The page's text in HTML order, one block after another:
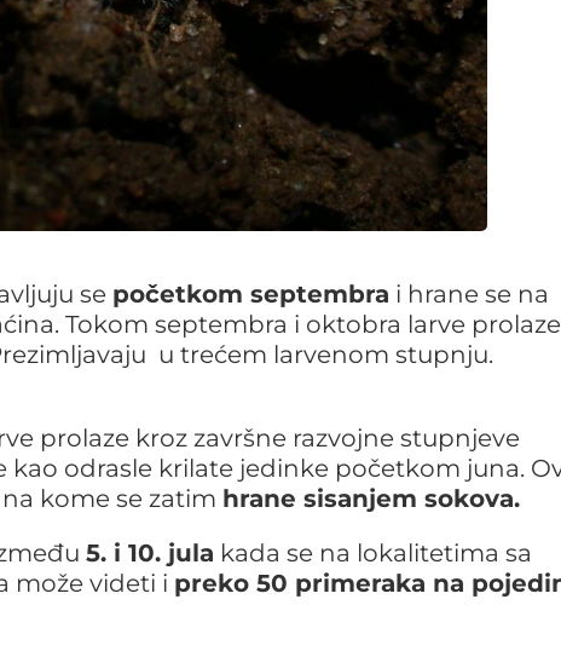
se početkom septembra i hrane se na
Tokom septembra i oktobra larve prolaze
u trećem larvenom stupnju.
prolaze kroz završne razvojne stupnjeve
odrasle krilate jedinke početkom juna.
kome se zatim hrane sisanjem sokova.
5. i 10. jula kada se na lokalitetima sa
može videti i preko 50 primeraka na